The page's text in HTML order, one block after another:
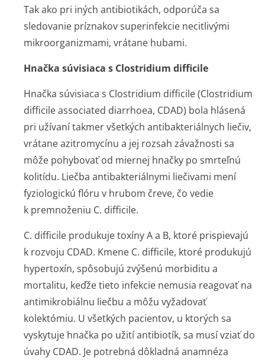
Tak ako pri iných antibiotikách, odporúča sa
sledovanie príznakov superinfekcie necitlivými
mikroorganizmami, vrátane hubami.
Hnačka súvisiaca s Clostridium difficile
Hnačka súvisiaca s Clostridium difficile(Clostridium
difficileassociated diarrhoea, CDAD) bola hlásená
pri užívaní takmer všetkých antibakteriálnych liečiv,
vrátane azitromycínu a jej rozsah závažnosti sa
môže pohybovať od miernej hnačky po smrteľnú
kolitídu. Liečba antibakteriálnymi liečivami mení
fyziologickú flóru v hrubom čreve, čo vedie
k premnoženiu C. difficile.
C. difficile produkuje toxíny A a B, ktoré prispievajú
k rozvoju CDAD. Kmene C. difficile, ktoré produkujú
hypertoxín, spôsobujú zvýšenú morbiditu a
mortalitu, keďže tieto infekcie nemusia reagovať na
antimikrobiálnu liečbu a môžu vyžadovať
kolektómiu. U všetkých pacientov, u ktorých sa
vyskytuje hnačka po užití antibiotík, sa musí vziať do
úvahy CDAD. Je potrebná dôkladná anamnéza